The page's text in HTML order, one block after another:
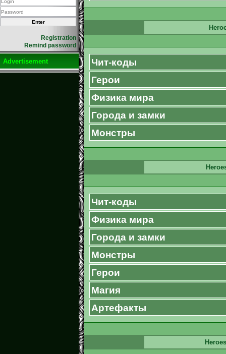
Registration
Remind password
Advertisement
Чит-коды
Герои
Физика мира
Города и замки
Монстры
Чит-коды
Физика мира
Города и замки
Монстры
Герои
Магия
Артефакты